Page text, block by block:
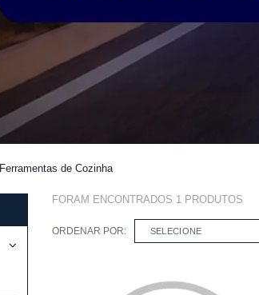
Ferramentas de Cozinha
FORAM ENCONTRADOS 1PRODUTOS
ORDENAR POR: SELECIONE